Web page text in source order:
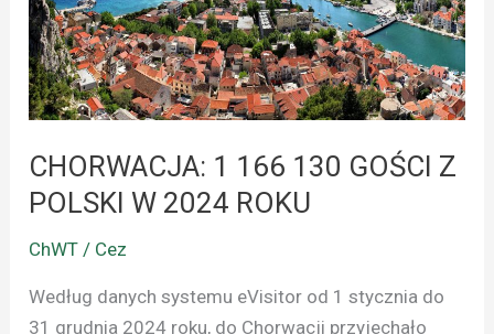
CHORWACJA: 1 166 130 GOŚCI Z
POLSKI W 2024 ROKU
ChWT / Cez
Według danych systemu eVisitor od 1 stycznia do
31 grudnia 2024 roku, do Chorwacji przyjechało
130
GOŚCI
Z
POLSKI
2024
ROKU